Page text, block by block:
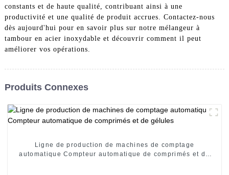
constants et de haute qualité, contribuant ainsi à une
productivité et une qualité de produit accrues. Contactez-nous
dès aujourd'hui pour en savoir plus sur notre mélangeur à
tambour en acier inoxydable et découvrir comment il peut
améliorer vos opérations.
Produits Connexes
Ligne de production de machines de comptage
automatique Compteur automatique de comprimés et de